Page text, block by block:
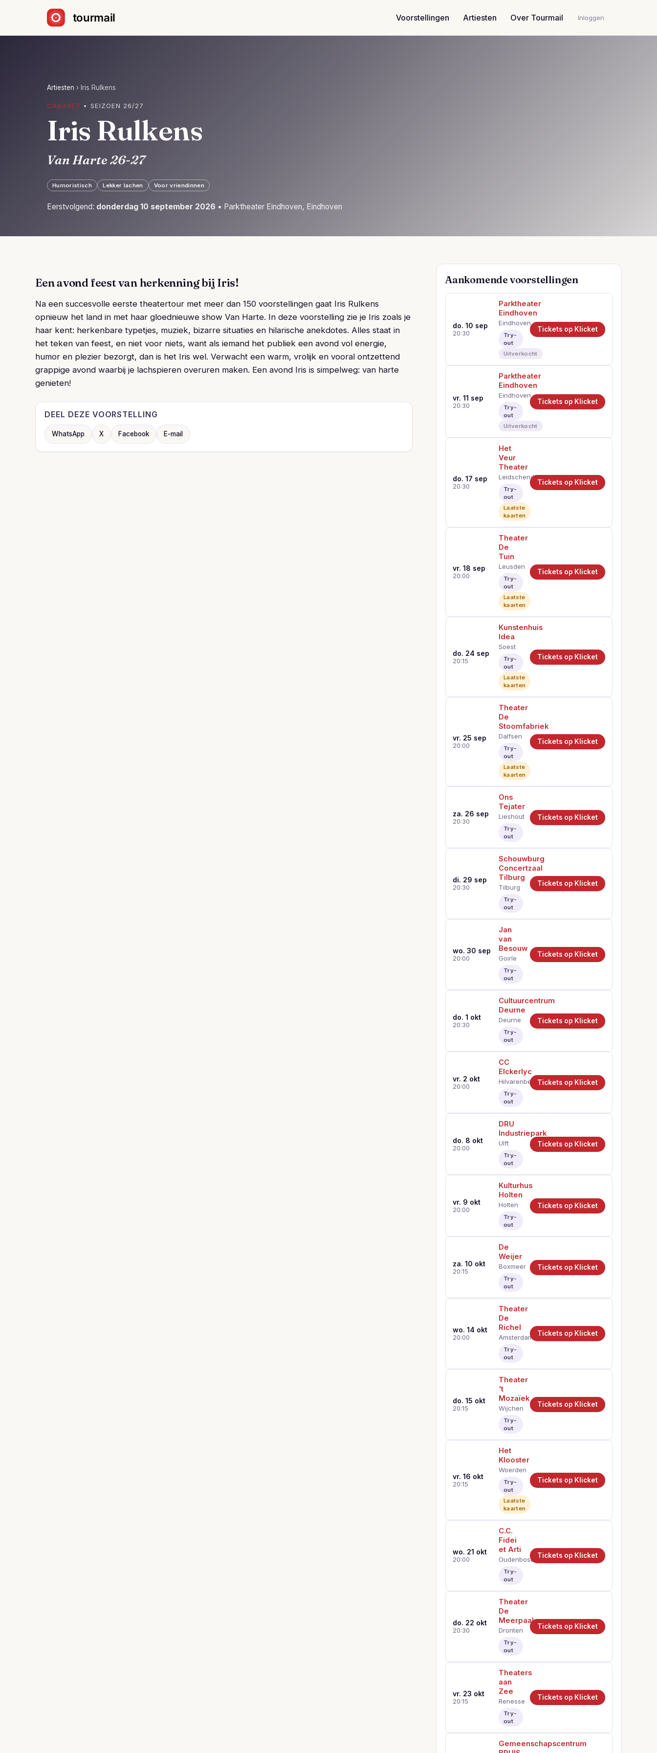
Voorstellingen
Artiesten Over Tourmail Inloggen
Artiesten › Iris Rulkens
CABARET • SEIZOEN 26/27
Iris Rulkens
Van Harte 26-27
Humoristisch Lekker lachen Voor vriendinnen
Eerstvolgend: donderdag 10 september 2026 • Parktheater Eindhoven, Eindhoven
Een avond feest van herkenning bij Iris!
Na een succesvolle eerste theatertour met meer dan 150 voorstellingen gaat Iris Rulkens
opnieuw het land in met haar gloednieuwe show Van Harte. In deze voorstelling zie je Iris zoals je
haar kent: herkenbare typetjes, muziek, bizarre situaties en hilarische anekdotes. Alles staat in
het teken van feest, en niet voor niets, want als iemand het publiek een avond vol energie,
humor en plezier bezorgt, dan is het Iris wel. Verwacht een warm, vrolijk en vooral ontzettend
grappige avond waarbij je lachspieren overuren maken. Een avond Iris is simpelweg: van harte
genieten!
DEEL DEZE VOORSTELLING
WhatsApp X Facebook E-mail
Aankomende voorstellingen
do. 10 sep
20:30
Parktheater
Eindhoven
Eindhoven
Try-
out
Uitverkocht
Tickets op Klicket
vr. 11 sep
20:30
Parktheater
Eindhoven
Eindhoven
Try-
out
Uitverkocht
Tickets op Klicket
do. 17 sep
20:30
Het
Veur
Theater
Leidschendam
Try-
out
Laatste
kaarten
Tickets op Klicket
vr. 18 sep
20:00
Theater
De
Tuin
Leusden
Try-
out
Laatste
kaarten
Tickets op Klicket
do. 24 sep
20:15
Kunstenhuis
Idea
Soest
Try-
out
Laatste
kaarten
Tickets op Klicket
vr. 25 sep
20:00
Theater
De
Stoomfabriek
Dalfsen
Try-
out
Laatste
kaarten
Tickets op Klicket
za. 26 sep
20:30
Ons
Tejater
Lieshout
Try-
out
Tickets op Klicket
di. 29 sep
20:30
Schouwburg
Concertzaal
Tilburg
Tilburg
Try-
out
Tickets op Klicket
wo. 30 sep
20:00
Jan
van
Besouw
Goirle
Try-
out
Tickets op Klicket
do. 1 okt
20:30
Cultuurcentrum
Deurne
Deurne
Try-
out
Tickets op Klicket
vr. 2 okt
20:00
CC
Elckerlyc
Hilvarenbeek
Try-
out
Tickets op Klicket
do. 8 okt
20:00
DRU
Industriepark
Ulft
Try-
out
Tickets op Klicket
vr. 9 okt
20:00
Kulturhus
Holten
Holten
Try-
out
Tickets op Klicket
za. 10 okt
20:15
De
Weijer
Boxmeer
Try-
out
Tickets op Klicket
wo. 14 okt
20:00
Theater
De
Richel
Amsterdam
Try-
out
Tickets op Klicket
do. 15 okt
20:15
Theater
't
Mozaïek
Wijchen
Try-
out
Tickets op Klicket
vr. 16 okt
20:15
Het
Klooster
Woerden
Try-
out
Laatste
kaarten
Tickets op Klicket
wo. 21 okt
20:00
C.C.
Fidei
et Arti
Oudenbosch
Try-
out
Tickets op Klicket
do. 22 okt
20:30
Theater
De
Meerpaal
Dronten
Try-
out
Tickets op Klicket
vr. 23 okt
20:15
Theaters
aan
Zee
Renesse
Try-
out
Tickets op Klicket
Gemeenschapscentrum